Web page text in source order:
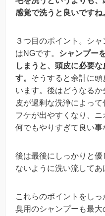
感覚で洗うと良いですね
３つ目のポイント。シ
はNGです。 シャンプー
しまうと、頭皮に必要
す。 そうすると余計に頭
います。後はどうなる
皮が過剰な洗浄によっ
フケが出やすくなり、ニ
何でもやりすぎて良い事
後は最後にしっかりと
ないように洗い流してあ
これらのポイントをし
臭用のシャンプーも最大